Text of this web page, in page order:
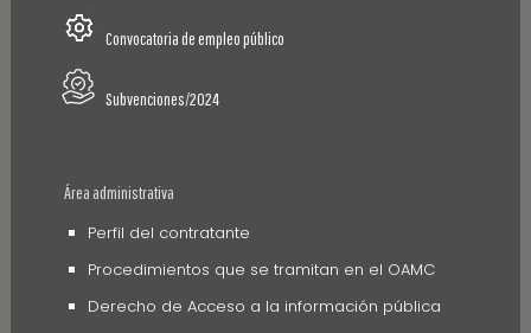
Convocatoria de empleo público
Subvenciones/2024
Área administrativa
Perfil del contratante
Procedimientos que se tramitan en el OAMC
Derecho de Acceso a la información pública